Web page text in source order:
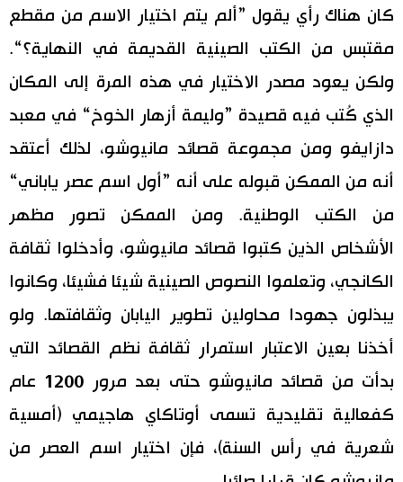
كان هناك رأي يقول ”ألم يتم اختيار الاسم من مقطع
مقتبس من الكتب الصينية القديمة في النهاية؟“.
ولكن يعود مصدر الاختيار في هذه المرة إلى المكان
الذي كُتب فيه قصيدة ”وليمة أزهار الخوخ“ في معبد
دازايفو ومن مجموعة قصائد مانيوشو، لذلك أعتقد
أنه من الممكن قبوله على أنه ”أول اسم عصر ياباني“
من الكتب الوطنية. ومن الممكن تصور مظهر
الأشخاص الذين كتبوا قصائد مانيوشو، وأدخلوا ثقافة
الكانجي، وتعلموا النصوص الصينية شيئا فشيئا، وكانوا
يبذلون جهودا محاولين تطوير اليابان وثقافتها. ولو
أخذنا بعين الاعتبار استمرار ثقافة نظم القصائد التي
بدأت من قصائد مانيوشو حتى بعد مرور 1200 عام
كفعالية تقليدية تسمى أوتاكاي هاجيمي (أمسية
شعرية في رأس السنة)، فإن اختيار اسم العصر من